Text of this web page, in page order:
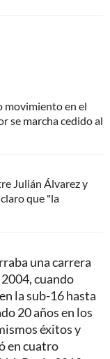
movimiento en el
se marcha cedido al
Julián Álvarez y
que "la
una carrera
cuando
la sub-16 hasta
20 años en los
éxitos y
en cuatro